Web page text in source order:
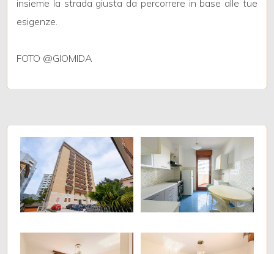
insieme la strada giusta da percorrere in base alle tue
esigenze.
FOTO @GIOMIDA
5+
Altre
opzioni
-
multiscelta